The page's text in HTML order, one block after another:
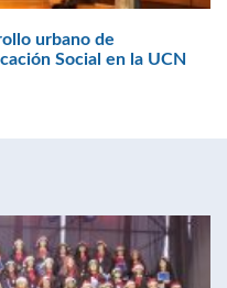
urbano de
Social en la UCN